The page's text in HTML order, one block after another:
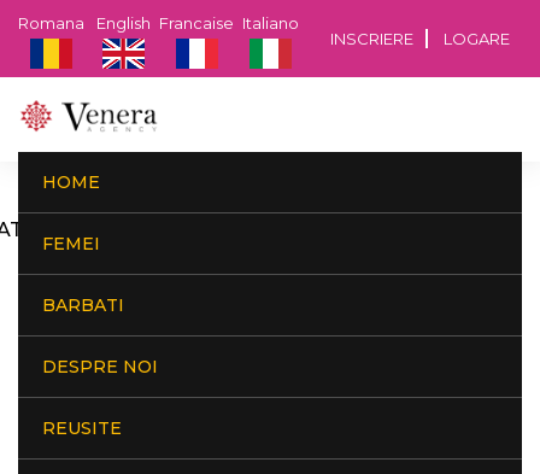
INSCRIERE LOGARE
Italiano
Francaise
English
Romana
HOME
FEMEI
BARBATI
DESPRE NOI
REUSITE
PLOIESTI, 53 ANI, 1.73 M, 60 KG